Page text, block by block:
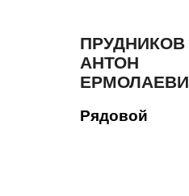
ПРУДНИКОВ
АНТОН
Рядовой